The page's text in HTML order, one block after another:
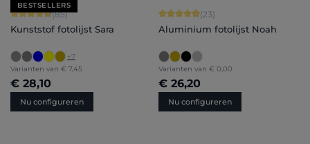
BESTSELLERS
Gemiddelde waardering van 4.71 van 5 sterren
(85)
Kunststof fotolijst Sara
+7
Varianten van € 7,45
€ 28,10
Nu configureren
Gemiddelde waardering van 4.91
(23)
Aluminium fotolijst Noah
Varianten van € 0,00
€ 26,20
Nu configureren